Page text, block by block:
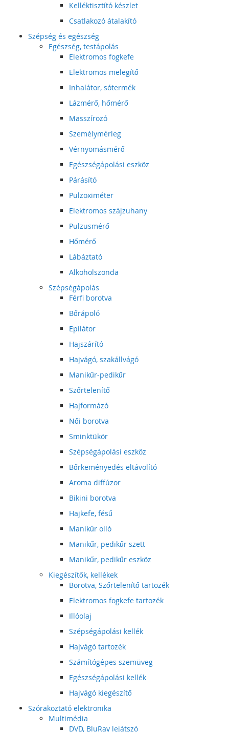
Kelléktisztító készlet
Csatlakozó átalakító
Szépség és egészség
Egészség, testápolás
Elektromos fogkefe
Elektromos melegítő
Inhalátor, sótermék
Lázmérő, hőmérő
Masszírozó
Személymérleg
Vérnyomásmérő
Egészségápolási eszköz
Párásító
Pulzoximéter
Elektromos szájzuhany
Pulzusmérő
Hőmérő
Lábáztató
Alkoholszonda
Szépségápolás
Férfi borotva
Bőrápoló
Epilátor
Hajszárító
Hajvágó, szakállvágó
Manikűr-pedikűr
Szőrtelenítő
Hajformázó
Női borotva
Sminktükör
Szépségápolási eszköz
Bőrkeményedés eltávolító
Aroma diffúzor
Bikini borotva
Hajkefe, fésű
Manikűr olló
Manikűr, pedikűr szett
Manikűr, pedikűr eszköz
Kiegészítők, kellékek
Borotva, Szőrtelenítő tartozék
Elektromos fogkefe tartozék
Illóolaj
Szépségápolási kellék
Hajvágó tartozék
Számítógépes szemüveg
Egészségápolási kellék
Hajvágó kiegészítő
Szórakoztató elektronika
Multimédia
DVD, BluRay lejátszó